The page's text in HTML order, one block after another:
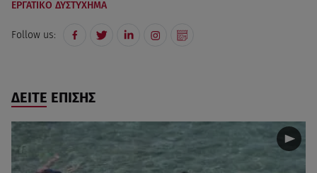
ΕΡΓΑΤΙΚΟ ΔΥΣΤΥΧΗΜΑ
Follow us:
ΔΕΙΤΕ ΕΠΙΣΗΣ